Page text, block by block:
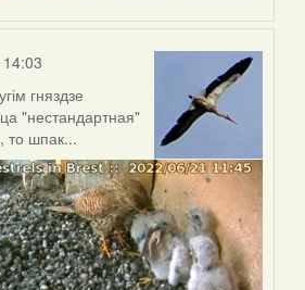
гняздзе
"нестандартная"
то шпак...